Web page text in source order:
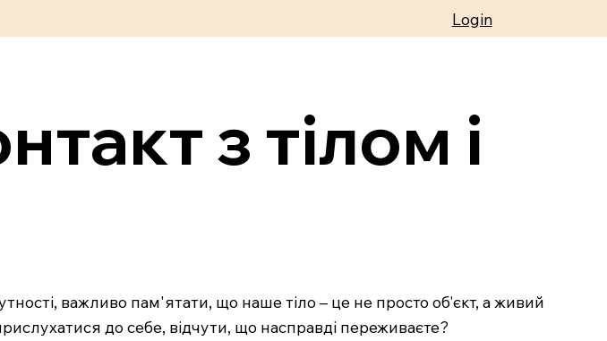
Login
з тілом і
важливо пам'ятати, що наше тіло – це не просто об'єкт, а живий
до себе, відчути, що насправді переживаєте?